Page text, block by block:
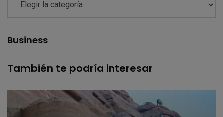
Business
También te podría interesar